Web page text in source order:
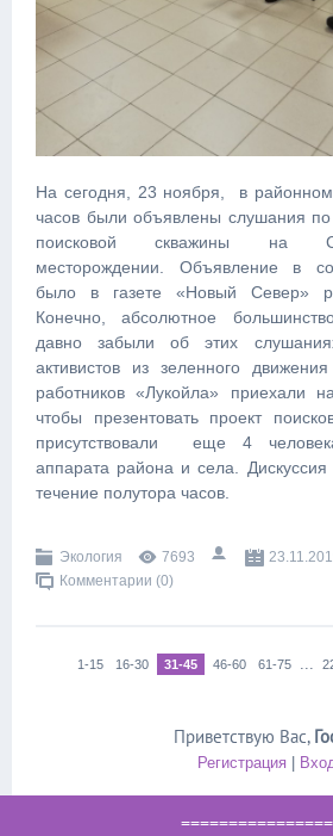
На сегодня, 23 ноября, в
часов были объявлены слушания
поисковой скважины на
месторождении. Объявление в
было в газете «Новый Север»
Конечно, абсолютное
давно забыли об этих
активистов из зеленного
работников «Лукойла» приехали
чтобы презентовать проект
присутствовали еще 4
аппарата района и села. Дискуссия
течение полутора часов.
Экология 7693
Комментарии (0)
1-15 16-30 31-45 46-60 61-75 ...
Приветствую Вас,
Регистрация|